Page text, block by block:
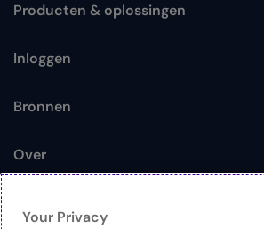
Toggle
Producten & oplossingen
Toggle
Inloggen
Toggle
Bronnen
Toggle
Over
Your Privacy